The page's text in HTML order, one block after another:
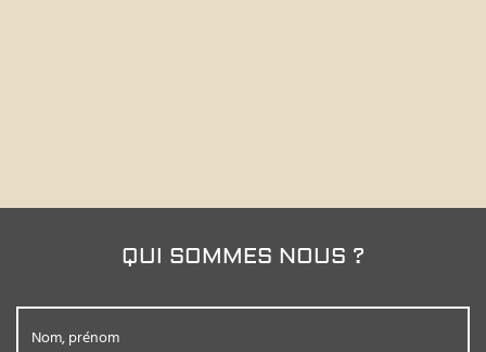
QUI SOMMES NOUS ?
Nom, prénom